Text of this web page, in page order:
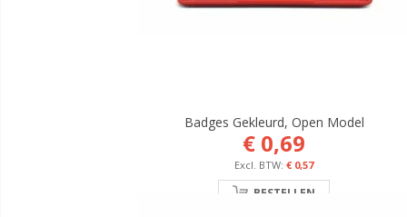
Badges Gekleurd, Open Model
€ 0,69
€ 0,57
BESTELLEN